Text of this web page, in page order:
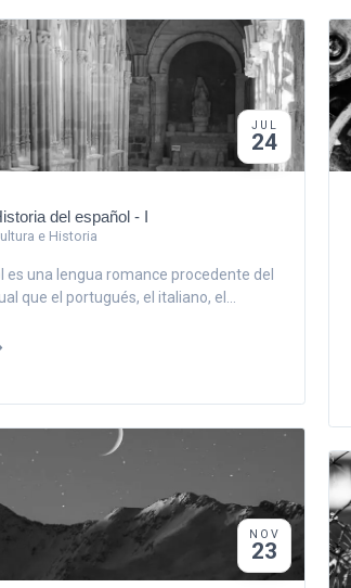
JUL
24
del español - I
e Historia
es una lengua romance procedente del
que el portugués, el italiano, el...
NOV
23